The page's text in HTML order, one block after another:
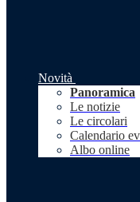
Novità
Panoramica
Le notizie
Le circolari
Calendario
Albo online